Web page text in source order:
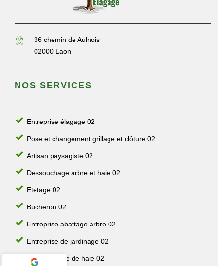
36 chemin de Aulnois
02000 Laon
NOS SERVICES
Entreprise élagage 02
Pose et changement grillage et clôture 02
Artisan paysagiste 02
Dessouchage arbre et haie 02
Etetage 02
Bûcheron 02
Entreprise abattage arbre 02
Entreprise de jardinage 02
Jardinier taille de haie 02